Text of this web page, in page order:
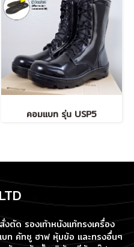
คอมแบท รุ่น USP5
ตัด รองเท้าหนังแท้ทรงเครื่อง
บท คัทชู ฮาฟ หุ้มข้อ และทรงอื่นๆ